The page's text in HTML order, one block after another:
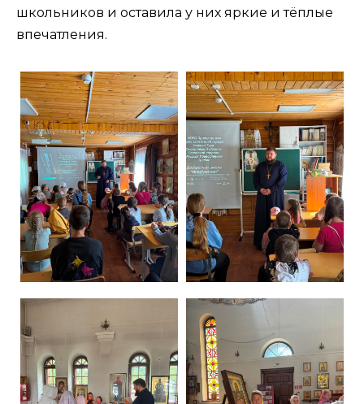
школьников и оставила у них яркие и тёплые
впечатления.